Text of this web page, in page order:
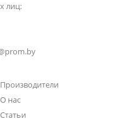
лиц:
Производители
О нас
Статьи